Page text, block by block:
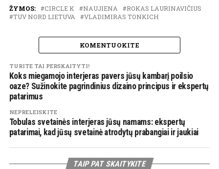
ŽYMOS: CIRCLE K NAUJIENA
ROKAS LAURINAVIČIUS
TUV NORD LIETUVA
VLADIMIRAS TONKICH
KOMENTUOKITE
TURITE TAI PERSKAITYTI!
Koks miegamojo interjeras pavers jūsų kambarį poilsio
oaze? Sužinokite pagrindinius dizaino principus ir ekspertų
patarimus
NEPRELEISKITE
Tobulas svetainės interjeras jūsų namams: ekspertų
patarimai, kad jūsų svetainė atrodytų prabangiai ir jaukiai
TAIP PAT SKAITYKITE